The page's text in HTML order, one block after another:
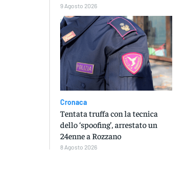
9 Agosto 2026
Cronaca
Tentata truffa con la tecnica
dello ‘spoofing’, arrestato un
24enne a Rozzano
8 Agosto 2026